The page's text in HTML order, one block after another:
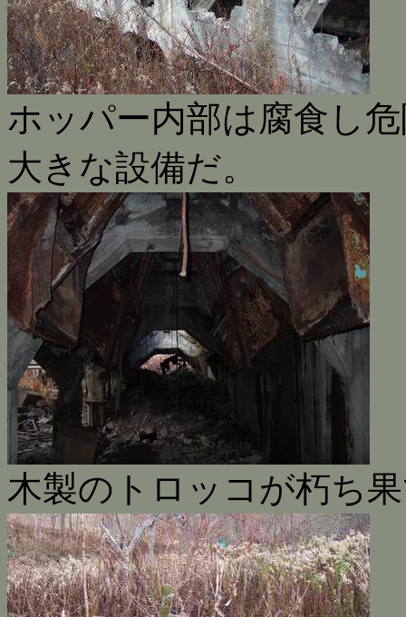
ホッパー内部は腐食し
大きな設備だ。
木製のトロッコが朽ち